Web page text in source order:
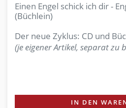
Einen Engel schick ich dir -
(Büchlein)
Der neue Zyklus: CD und
(je eigener Artikel, separat zu
IN DEN